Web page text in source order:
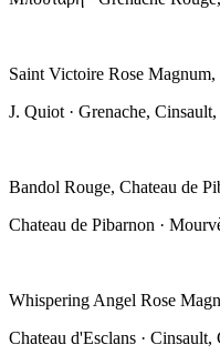
Saint Victoire Rose
J. Quiot · Grenache, Cinsault,
Bandol Rouge, Chateau de
Chateau de Pibarnon ·
Whispering Angel Rose
Chateau d'Esclans ·